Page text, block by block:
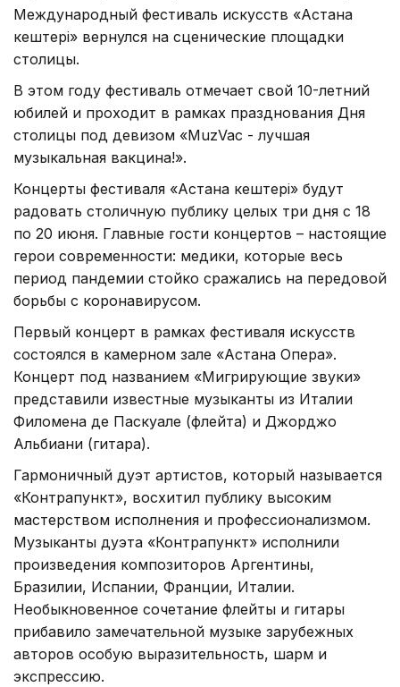
Международный фестиваль искусств «Астана
кештері» вернулся на сценические площадки
столицы.
В этом году фестиваль отмечает свой 10-летний
юбилей и проходит в рамках празднования Дня
столицы под девизом «MuzVac - лучшая
музыкальная вакцина!».
Концерты фестиваля «Астана кештері» будут
радовать столичную публику целых три дня с 18
по 20 июня. Главные гости концертов – настоящие
герои современности: медики, которые весь
период пандемии стойко сражались на передовой
борьбы с коронавирусом.
Первый концерт в рамках фестиваля искусств
состоялся в камерном зале «Астана Опера».
Концерт под названием «Мигрирующие звуки»
представили известные музыканты из Италии
Филомена де Паскуале (флейта) и Джорджо
Альбиани (гитара).
Гармоничный дуэт артистов, который называется
«Контрапункт», восхитил публику высоким
мастерством исполнения и профессионализмом.
Музыканты дуэта «Контрапункт» исполнили
произведения композиторов Аргентины,
Бразилии, Испании, Франции, Италии.
Необыкновенное сочетание флейты и гитары
прибавило замечательной музыке зарубежных
авторов особую выразительность, шарм и
экспрессию.